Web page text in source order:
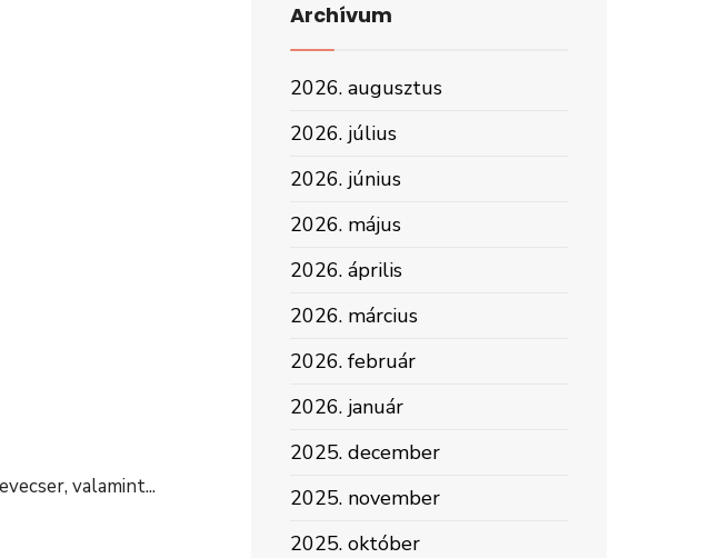
valamint...
Archívum
2026. augusztus
2026. július
2026. június
2026. május
2026. április
2026. március
2026. február
2026. január
2025. december
2025. november
2025. október